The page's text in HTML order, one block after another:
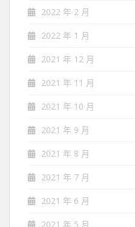
2022 年 2 月
2022 年 1 月
2021 年 12 月
2021 年 11 月
2021 年 10 月
2021 年 9 月
2021 年 8 月
2021 年 7 月
2021 年 6 月
2021 年 5 月